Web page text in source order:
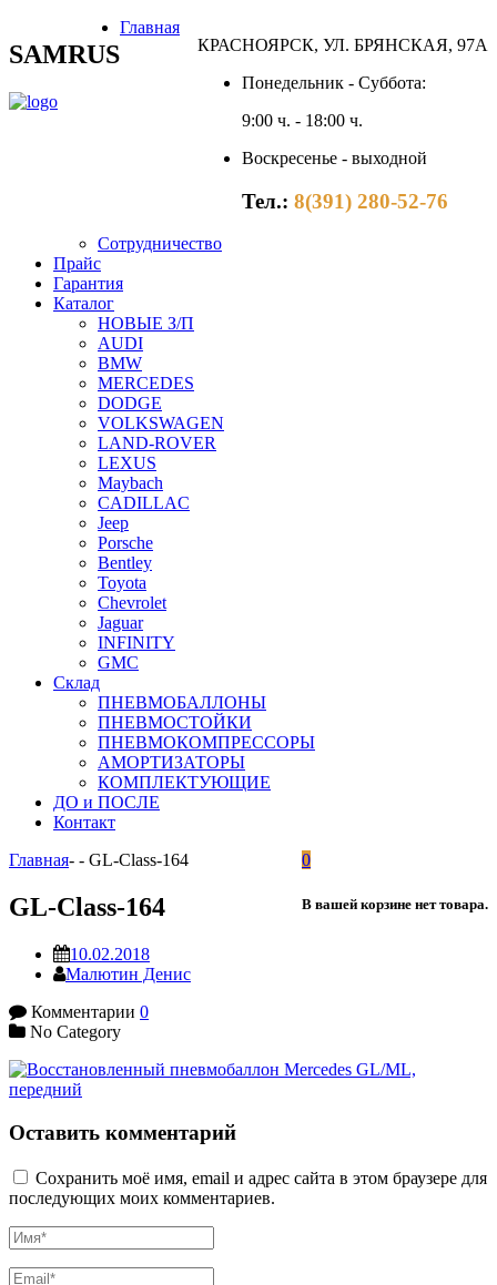
SAMRUS
КРАСНОЯРСК, УЛ. БРЯНСКАЯ, 97А
Понедельник - Суббота:
9:00 ч. - 18:00 ч.
Воскресенье - выходной
Тел.: 8(391) 280-52-76
Главная
Сотрудничество
Прайс
Гарантия
Каталог
НОВЫЕ З/П
AUDI
BMW
MERCEDES
DODGE
VOLKSWAGEN
LAND-ROVER
LEXUS
Maybach
CADILLAC
Jeep
Porsche
Bentley
Toyota
Chevrolet
Jaguar
INFINITY
GMC
Склад
ПНЕВМОБАЛЛОНЫ
ПНЕВМОСТОЙКИ
ПНЕВМОКОМПРЕССОРЫ
АМОРТИЗАТОРЫ
КОМПЛЕКТУЮЩИЕ
ДО и ПОСЛЕ
Контакт
0
В вашей корзине нет товара.
Главная- - GL-Class-164
GL-Class-164
10.02.2018
Малютин Денис
Комментарии 0
No Category
Оставить комментарий
Сохранить моё имя, email и адрес сайта в этом браузере для
последующих моих комментариев.